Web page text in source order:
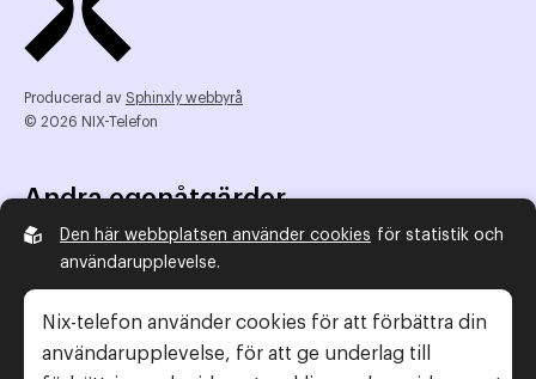
Producerad av Sphinxly webbyrå
© 2026 NIX-Telefon
Andra egenåtgärder
NIX Telefon
NIX addresserat
Reklamombudsmannen
Konsumentverket
Den här webbplatsen använder cookies för statistik och
användarupplevelse.
Nix-telefon använder cookies för att förbättra din
användarupplevelse, för att ge underlag till